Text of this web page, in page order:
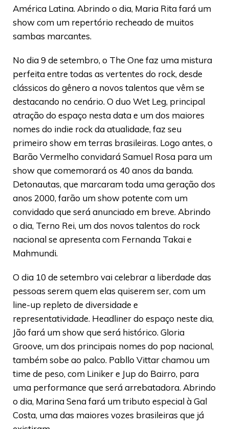
América Latina. Abrindo o dia, Maria Rita fará um
show com um repertório recheado de muitos
sambas marcantes.
No dia 9 de setembro, o The One faz uma mistura
perfeita entre todas as vertentes do rock, desde
clássicos do gênero a novos talentos que vêm se
destacando no cenário. O duo Wet Leg, principal
atração do espaço nesta data e um dos maiores
nomes do indie rock da atualidade, faz seu
primeiro show em terras brasileiras. Logo antes, o
Barão Vermelho convidará Samuel Rosa para um
show que comemorará os 40 anos da banda.
Detonautas, que marcaram toda uma geração dos
anos 2000, farão um show potente com um
convidado que será anunciado em breve. Abrindo
o dia, Terno Rei, um dos novos talentos do rock
nacional se apresenta com Fernanda Takai e
Mahmundi.
O dia 10 de setembro vai celebrar a liberdade das
pessoas serem quem elas quiserem ser, com um
line-up repleto de diversidade e
representatividade. Headliner do espaço neste dia,
Jão fará um show que será histórico. Gloria
Groove, um dos principais nomes do pop nacional,
também sobe ao palco. Pabllo Vittar chamou um
time de peso, com Liniker e Jup do Bairro, para
uma performance que será arrebatadora. Abrindo
o dia, Marina Sena fará um tributo especial à Gal
Costa, uma das maiores vozes brasileiras que já